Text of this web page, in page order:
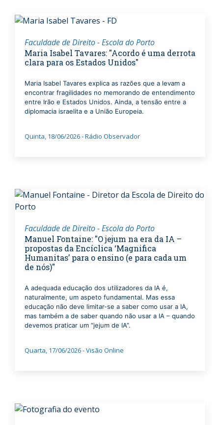
Faculdade de Direito - Escola do Porto
Maria Isabel Tavares: "Acordo é uma derrota
clara para os Estados Unidos"
Maria Isabel Tavares explica as razões que a levam a
encontrar fragilidades no memorando de entendimento
entre Irão e Estados Unidos. Ainda, a tensão entre a
diplomacia israelita e a União Europeia.
Quinta, 18/06/2026 - Rádio Observador
Faculdade de Direito - Escola do Porto
Manuel Fontaine: "O jejum na era da IA –
propostas da Encíclica ‘Magnifica
Humanitas’ para o ensino (e para cada um
de nós)"
A adequada educação dos utilizadores da IA é,
naturalmente, um aspeto fundamental. Mas essa
educação não deve limitar-se a saber como usar a IA,
mas também a de saber quando não usar a IA – quando
devemos praticar um “jejum de IA”.
Quarta, 17/06/2026 - Visão Online